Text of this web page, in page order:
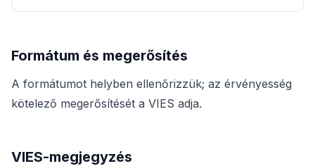
Formátum és megerősítés
A formátumot helyben ellenőrizzük; az érvényesség
kötelező megerősítését a VIES adja.
VIES-megjegyzés